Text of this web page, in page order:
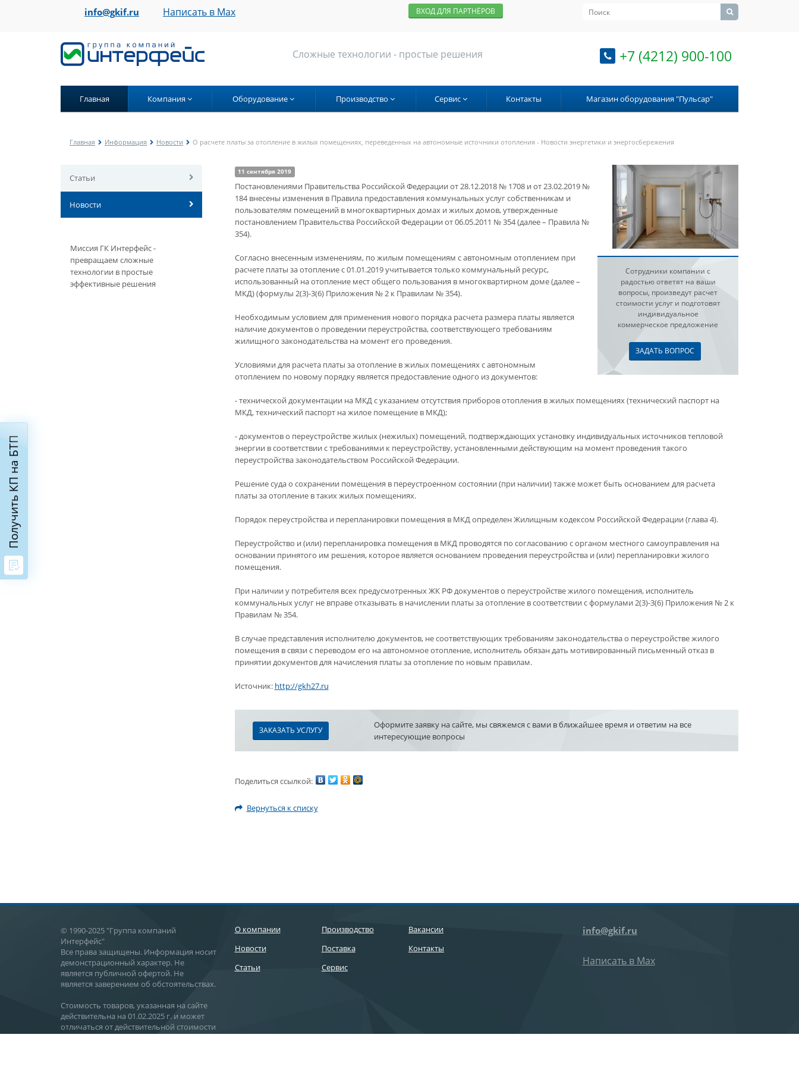
info@gkif.ru Написать в Max ВХОД ДЛЯ ПАРТНЁРОВ
Сложные технологии - простые решения +7 (4212) 900-100
Главная Компания Оборудование Производство Сервис Контакты Магазин оборудования "Пульсар"
Главная Информация Новости О расчете платы за отопление в жилых помещениях, переведенных на автономные источники отопления - Новости энергетики и энергосбережения
Статьи
Новости
Миссия ГК Интерфейс -
превращаем сложные
технологии в простые
эффективные решения
Сотрудники компании с
радостью ответят на ваши
вопросы, произведут расчет
стоимости услуг и подготовят
индивидуальное
коммерческое предложение
ЗАДАТЬ ВОПРОС
11 сентября 2019
Постановлениями Правительства Российской Федерации от 28.12.2018 № 1708 и от 23.02.2019 №
184 внесены изменения в Правила предоставления коммунальных услуг собственникам и
пользователям помещений в многоквартирных домах и жилых домов, утвержденные
постановлением Правительства Российской Федерации от 06.05.2011 № 354 (далее – Правила №
354).
Согласно внесенным изменениям, по жилым помещениям с автономным отоплением при
расчете платы за отопление с 01.01.2019 учитывается только коммунальный ресурс,
использованный на отопление мест общего пользования в многоквартирном доме (далее –
МКД) (формулы 2(3)-3(6) Приложения № 2 к Правилам № 354).
Необходимым условием для применения нового порядка расчета размера платы является
наличие документов о проведении переустройства, соответствующего требованиям
жилищного законодательства на момент его проведения.
Условиями для расчета платы за отопление в жилых помещениях с автономным
отоплением по новому порядку является предоставление одного из документов:
- технической документации на МКД с указанием отсутствия приборов отопления в жилых помещениях (технический паспорт на
МКД, технический паспорт на жилое помещение в МКД);
- документов о переустройстве жилых (нежилых) помещений, подтверждающих установку индивидуальных источников тепловой
энергии в соответствии с требованиями к переустройству, установленными действующим на момент проведения такого
переустройства законодательством Российской Федерации.
Решение суда о сохранении помещения в переустроенном состоянии (при наличии) также может быть основанием для расчета
платы за отопление в таких жилых помещениях.
Порядок переустройства и перепланировки помещения в МКД определен Жилищным кодексом Российской Федерации (глава 4).
Переустройство и (или) перепланировка помещения в МКД проводятся по согласованию с органом местного самоуправления на
основании принятого им решения, которое является основанием проведения переустройства и (или) перепланировки жилого
помещения.
При наличии у потребителя всех предусмотренных ЖК РФ документов о переустройстве жилого помещения, исполнитель
коммунальных услуг не вправе отказывать в начислении платы за отопление в соответствии с формулами 2(3)-3(6) Приложения № 2 к
Правилам № 354.
В случае представления исполнителю документов, не соответствующих требованиям законодательства о переустройстве жилого
помещения в связи с переводом его на автономное отопление, исполнитель обязан дать мотивированный письменный отказ в
принятии документов для начисления платы за отопление по новым правилам.
Источник: http://gkh27.ru
ЗАКАЗАТЬ УСЛУГУ
Оформите заявку на сайте, мы свяжемся с вами в ближайшее время и ответим на все
интересующие вопросы
Поделиться ссылкой:
Вернуться к списку
© 1990-2025 "Группа компаний
Интерфейс"
Все права защищены. Информация носит
демонстрационный характер. Не
является публичной офертой. Не
является заверением об обстоятельствах.
Стоимость товаров, указанная на сайте
действительна на 01.02.2025 г. и может
отличаться от действительной стоимости
О компании
Новости
Статьи
Производство
Поставка
Сервис
Вакансии
Контакты
info@gkif.ru
Написать в Max
Получить КП на БТП